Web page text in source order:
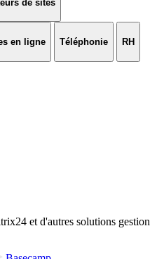
de sites
en ligne Téléphonie RH
et d'autres solutions gestion